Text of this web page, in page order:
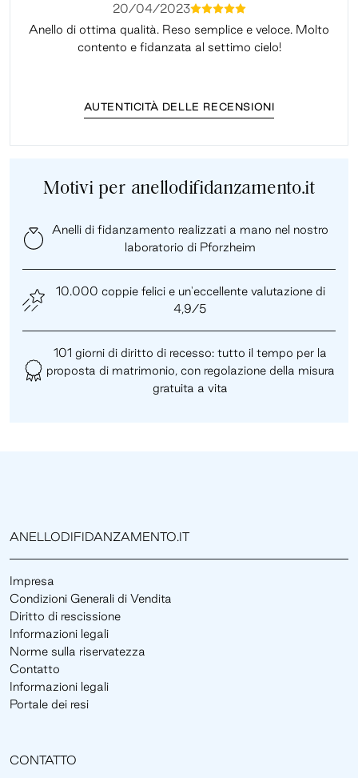
20/04/2023mmmmm
Anello di ottima qualità. Reso semplice e veloce. Molto
contento e fidanzata al settimo cielo!
AUTENTICITÀ DELLE RECENSIONI
Motivi per anellodifidanzamento.it
Anelli di fidanzamento realizzati a mano nel nostro
laboratorio di Pforzheim
10.000 coppie felici e un'eccellente valutazione di
4,9/5
101 giorni di diritto di recesso: tutto il tempo per la
proposta di matrimonio, con regolazione della misura
gratuita a vita
ANELLODIFIDANZAMENTO.IT
Impresa
Condizioni Generali di Vendita
Diritto di rescissione
Informazioni legali
Norme sulla riservatezza
Contatto
Informazioni legali
Portale dei resi
CONTATTO